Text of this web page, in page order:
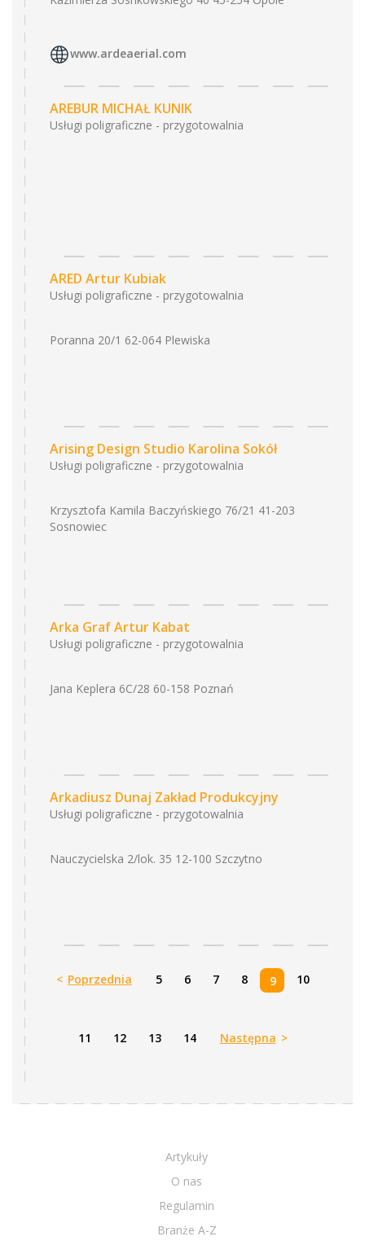
www.ardeaerial.com
AREBUR MICHAŁ KUNIK
Usługi poligraficzne - przygotowalnia
ARED Artur Kubiak
Usługi poligraficzne - przygotowalnia
Poranna 20/1 62-064 Plewiska
Arising Design Studio Karolina Sokół
Usługi poligraficzne - przygotowalnia
Krzysztofa Kamila Baczyńskiego 76/21 41-203
Sosnowiec
Arka Graf Artur Kabat
Usługi poligraficzne - przygotowalnia
Jana Keplera 6C/28 60-158 Poznań
Arkadiusz Dunaj Zakład Produkcyjny
Usługi poligraficzne - przygotowalnia
Nauczycielska 2/lok. 35 12-100 Szczytno
< Poprzednia 5 6 7 8 9 10
11 12 13 14 Następna >
Artykuły
O nas
Regulamin
Branże A-Z